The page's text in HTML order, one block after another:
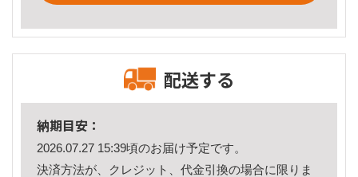
配送する
納期目安：
2026.07.27 15:39頃のお届け予定です。
決済方法が、クレジット、代金引換の場合に限りま